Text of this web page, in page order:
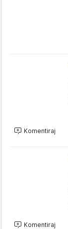
Komentiraj
Komentiraj